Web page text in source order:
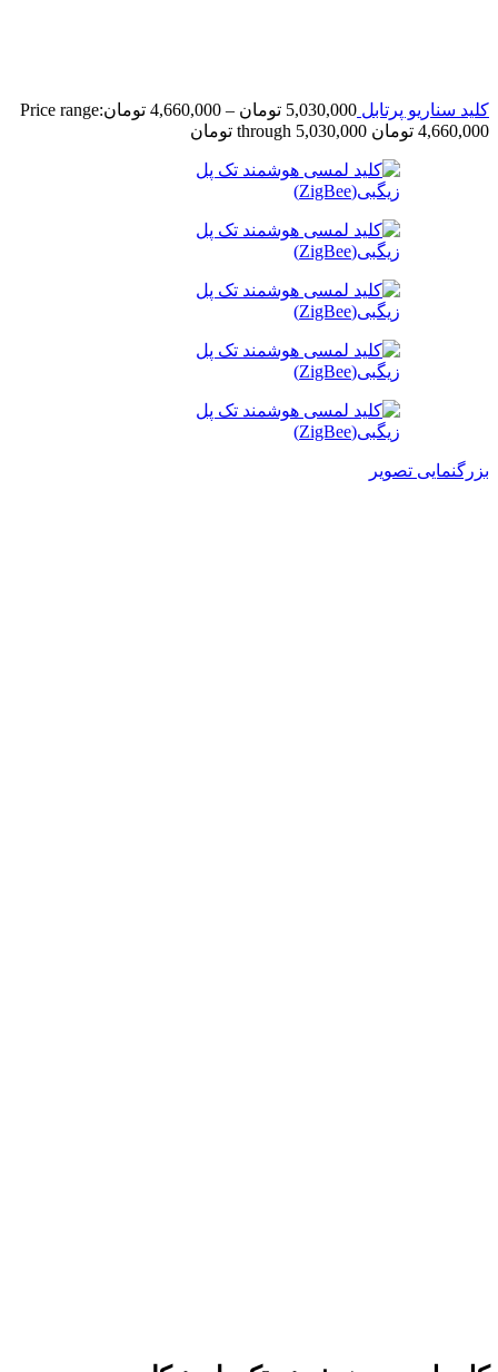
کلید سناریو پرتابل 5,030,000 تومان –
4,660,000 تومانPrice range:
4,660,000 تومان through 5,030,000 تومان
بزرگنمایی تصویر